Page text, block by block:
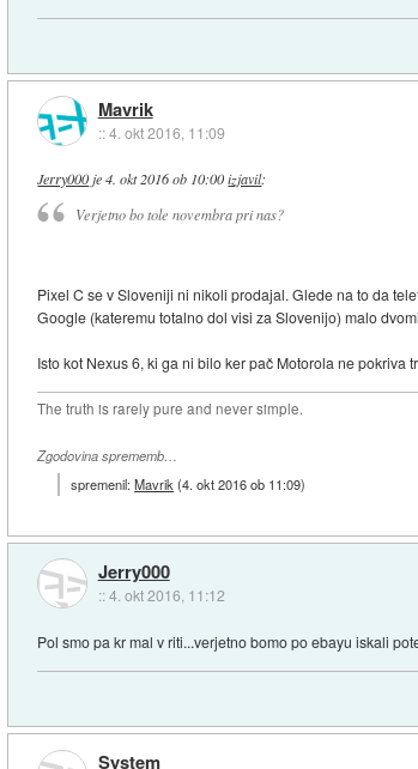
Mavrik
::4. okt 2016, 11:09
Jerry000 je4. okt 2016 ob 10:00 izjavil:
Verjetno bo tole novembra pri nas?
Pixel C se v Sloveniji ni nikoli prodajal. Glede na to da
Google (kateremu totalno dol visi za Slovenijo) malo
Isto kot Nexus 6, ki ga ni bilo ker pač Motorola ne pokriva
The truth is rarely pure and never simple.
Zgodovina sprememb…
spremenil:Mavrik (4. okt 2016 ob 11:09)
Jerry000
::4. okt 2016, 11:12
Pol smo pa kr mal v riti...verjetno bomo po ebayu iskali
System